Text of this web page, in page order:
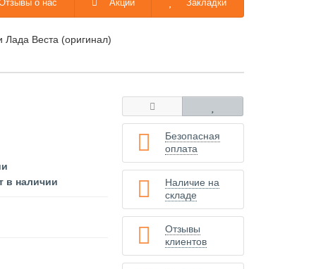
о нас Акции Закладки
Веста (оригинал)
в наличии
Безопасная
оплата
Наличие на
складе
Отзывы
клиентов